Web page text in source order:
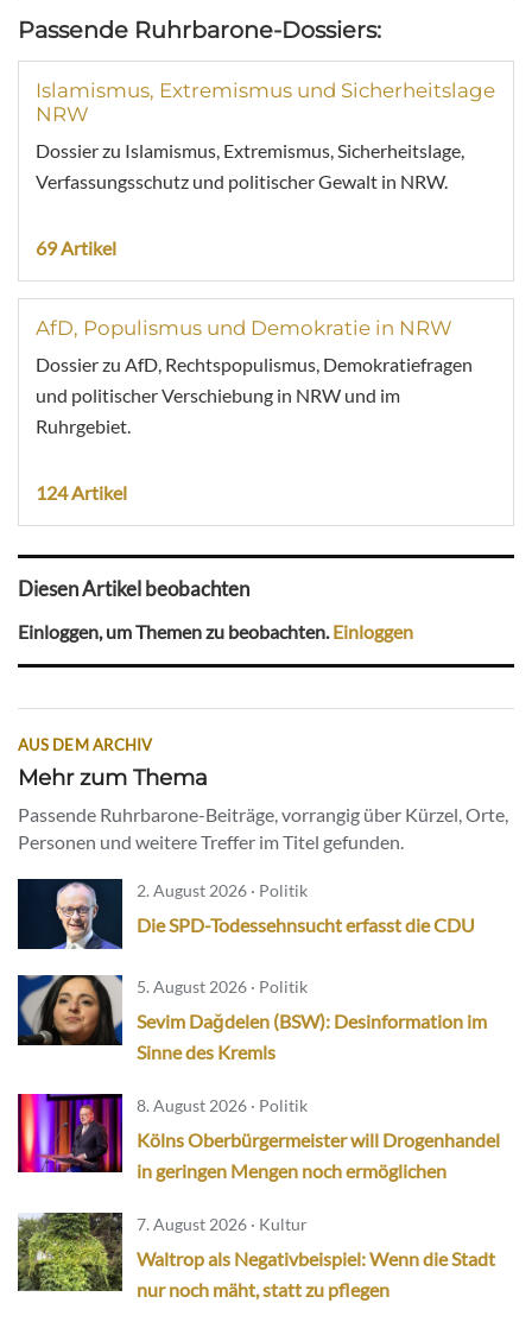
Passende Ruhrbarone-Dossiers:
Islamismus, Extremismus und Sicherheitslage
NRW
Dossier zu Islamismus, Extremismus, Sicherheitslage,
Verfassungsschutz und politischer Gewalt in NRW.
69 Artikel
AfD, Populismus und Demokratie in NRW
Dossier zu AfD, Rechtspopulismus, Demokratiefragen
und politischer Verschiebung in NRW und im
Ruhrgebiet.
124 Artikel
Diesen Artikel beobachten
Einloggen, um Themen zu beobachten.Einloggen
AUS DEM ARCHIV
Mehr zum Thema
Passende Ruhrbarone-Beiträge, vorrangig über Kürzel, Orte,
Personen und weitere Treffer im Titel gefunden.
2. August 2026 · Politik
Die SPD-Todessehnsucht erfasst die CDU
5. August 2026 · Politik
Sevim Dağdelen (BSW): Desinformation im
Sinne des Kremls
8. August 2026 · Politik
Kölns Oberbürgermeister will Drogenhandel
in geringen Mengen noch ermöglichen
7. August 2026 · Kultur
Waltrop als Negativbeispiel: Wenn die Stadt
nur noch mäht, statt zu pflegen